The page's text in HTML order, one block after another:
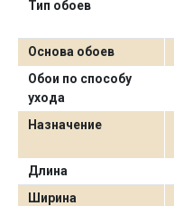
Тип обоев
Основа обоев
Обои по способу
ухода
Назначение
Длина
Ширина